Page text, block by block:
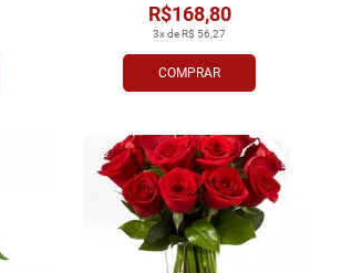
COMPRAR
3x de R$ 56,27
R$168,80